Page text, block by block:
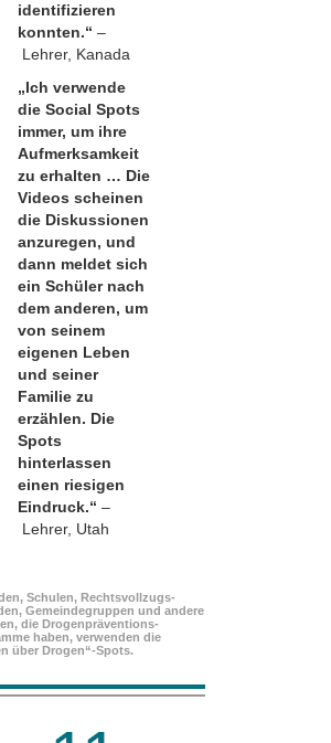
identifizieren
konnten.“ –
Lehrer, Kanada
„Ich verwende
die Social Spots
immer, um ihre
Aufmerksamkeit
zu erhalten … Die
Videos scheinen
die Diskussionen
anzuregen, und
dann meldet sich
ein Schüler nach
dem anderen, um
von seinem
eigenen Leben
und seiner
Familie zu
erzählen. Die
Spots
hinterlassen
einen riesigen
Eindruck.“ –
Lehrer, Utah
Schulen, Rechtsvollzugs­
Gemeindegruppen und andere
die Drogenpräventions­
haben, verwenden die
über Drogen“-Spots.